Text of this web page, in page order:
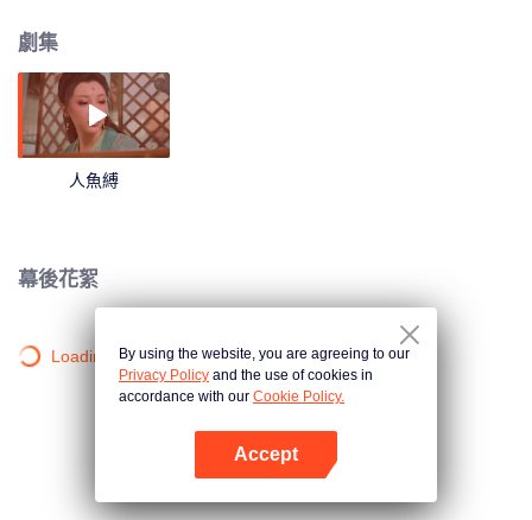
了對方是自己殺父（母）的仇人之子。二人痛斷肝腸於潯江橋頭互刺一劍，三
擊掌發誓此生永不再見。烏桓的陰謀能否被識破，情斷意絕的兩個人究竟會何
去何從……
劇集
人魚縛
幕後花絮
Loading…By using the website, you are agreeing to our
Privacy Policy and the use of cookies in
accordance with our Cookie Policy.
Accept